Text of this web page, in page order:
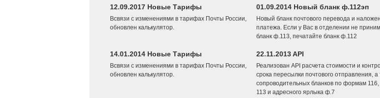
12.09.2017 Новые Тарифы
Всвязи с изменениями в тарифах Почты России,
обновлен калькулятор.
01.09.2014 Новый бланк ф.112эп
Новый бланк почтового перевода и
платежа. Если у Вас в отделении не
бланк ф.113, печатайте бланк ф.112
14.01.2014 Новые Тарифы
Всвязи с изменениями в тарифах Почты России,
обновлен калькулятор.
22.11.2013 API
Реализован API расчета стоимости и
срока пересылки почтового отправления, а
сопроводительных бланков по формам 116,
113 и адресного ярлыка ф.7